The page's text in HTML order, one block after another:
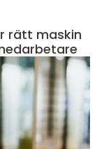
rätt maskin